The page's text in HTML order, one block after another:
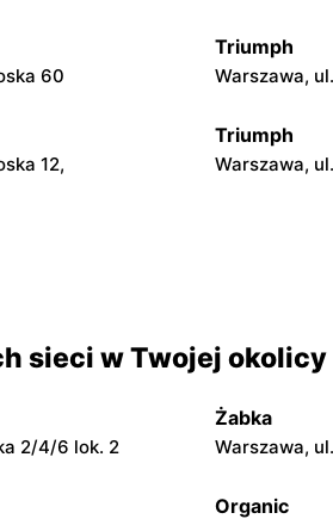
60
Triumph
Warszawa,
12,
Triumph
Warszawa,
2
Warszawa,
Triumph
sieci w Twojej okolicy
2/4/6 lok. 2
Żabka
Warszawa,
Organic